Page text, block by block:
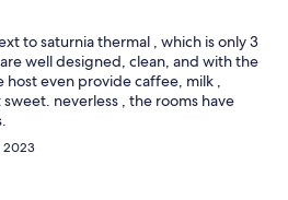
to saturnia thermal , which is only 3
well designed, clean, and with the
even provide caffee, milk ,
neverless , the rooms have
2023